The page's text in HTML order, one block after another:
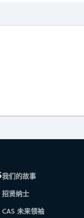
我们的故事
招贤纳士
CAS 未来领袖